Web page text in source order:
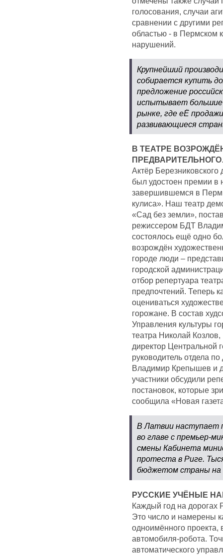
голосования, случаи
сравнении с другими
областью - в Пермском
нарушений.
Крупнейший
собирается купить
предложение
испытывает большие
рынке, где еЁ
развивающиеся
В ТЕАТРЕ
Актёр
был удостоен премии
завершившемся в
кулиса». Наш театр
«Сад без земли»,
режиссером БДТ
состоялось ещё одно
возрождён
городе люди –
городской
отбор репертуара
предпочтений. Теперь
оцениваться
горожане. В состав
Управления культуры
театра Николай
директор Центральной
руководитель отдела
Владимир Крепышев и
участники обсудили
постановок, которые
сообщила «Новая
В Латвии наступает
во главе с премьер-
смены Кабинета
протеста в Риге.
бюджетом страны на
РУССКИЕ УЧЁНЫЕ
Каждый год на дорогах
Это число и намерены
одноимённого проекта,
автомобиля-робота.
автоматического